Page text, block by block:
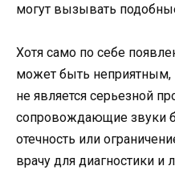
могут вызывать
Хотя само по себе
может быть неприятным,
не является серьезной
сопровождающие звуки
отечность или
врачу для диагностики и